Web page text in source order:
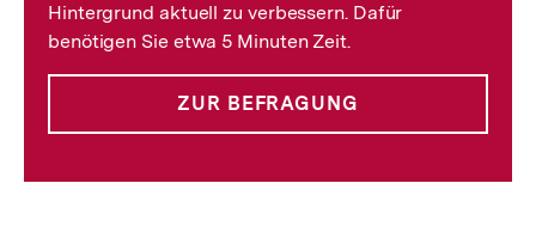
Hintergrund aktuell zu verbessern. Dafür
benötigen Sie etwa 5 Minuten Zeit.
ZUR BEFRAGUNG